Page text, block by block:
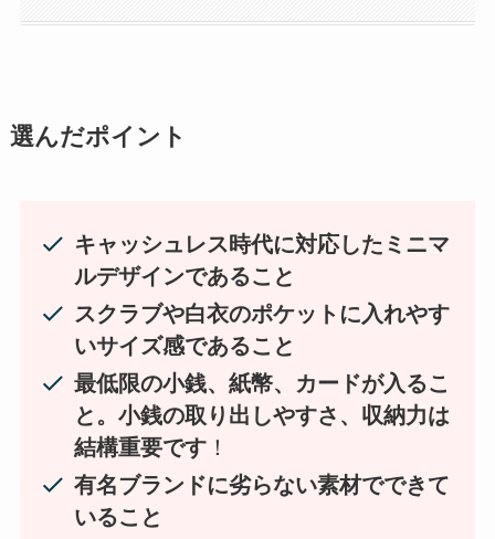
選んだポイント
キャッシュレス時代に対応したミニマ
ルデザインであること
スクラブや白衣のポケットに入れやす
いサイズ感であること
最低限の小銭、紙幣、カードが入るこ
と。小銭の取り出しやすさ、収納力は
結構重要です ！
有名ブランドに劣らない素材でできて
いること